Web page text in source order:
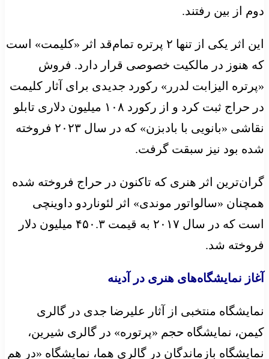
دوم از بین رفتند.
این اثر یکی از تنها ۲ پرتره تمام‌قد اثر «کلیمت» است
که هنوز در مالکیت خصوصی قرار دارد. فروش
«پرتره الیزابت لدرر» رکورد جدیدی برای آثار کلیمت
در حراج ثبت کرد و از رکورد ۱۰۸ میلیون دلاری تابلو
نقاشی «بانویی با بادبزن» که در سال ۲۰۲۳ فروخته
شده بود نیز سبقت گرفت.
گران‌ترین اثر هنری‌ که تاکنون در حراج فروخته شده
همچنان «سالواتور موندی» اثر لئوناردو داوینچی
است که در سال ۲۰۱۷ به قیمت ۴۵۰.۳ میلیون دلار
فروخته شد.
آغاز نمایشگاه‌های هنری در آدینه
نمایشگاه منتخبی از آثار علیرضا جدی در گالری
کیمن، نمایشگاه حجم «پرتوره» در گالری شیرین،
نمایشگاه بازماندگان در گالری هما، نمایشگاه «در هم